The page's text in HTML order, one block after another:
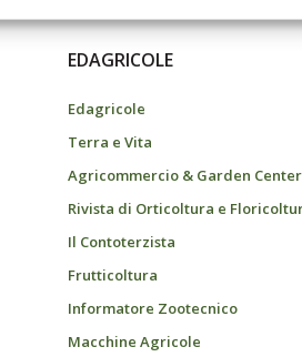
EDAGRICOLE
Edagricole
Terra e Vita
Agricommercio & Garden Center
Rivista di Orticoltura e
Il Contoterzista
Frutticoltura
Informatore Zootecnico
Macchine Agricole